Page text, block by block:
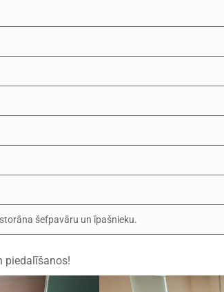
šefpavāru un īpašnieku.
piedalīšanos!